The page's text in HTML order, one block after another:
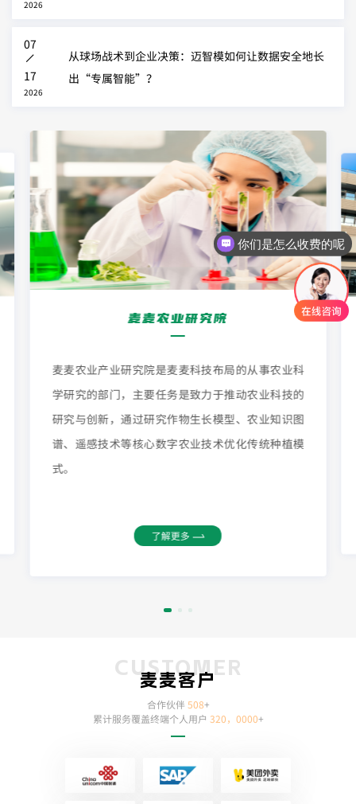
2026
07
丨
17
2026
从球场战术到企业决策：迈智模如何让数据安全地长
出“专属智能”？
麦麦农业研究院
麦麦农业产业研究院是麦麦科技布局的从事农业科
学研究的部门，主要任务是致力于推动农业科技的
研究与创新，通过研究作物生长模型、农业知识图
谱、遥感技术等核心数字农业技术优化传统种植模
式。
了解更多
CUSTOMER
麦麦客户
合作伙伴 508+
累计服务覆盖终端个人用户 320，0000+
你们是怎么收费的呢